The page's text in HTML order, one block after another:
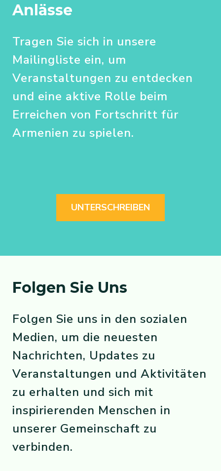
Anlässe
Tragen Sie sich in unsere
Mailingliste ein, um
Veranstaltungen zu entdecken
und eine aktive Rolle beim
Erreichen von Fortschritt für
Armenien zu spielen.
UNTERSCHREIBEN
Folgen Sie Uns
Folgen Sie uns in den sozialen
Medien, um die neuesten
Nachrichten, Updates zu
Veranstaltungen und Aktivitäten
zu erhalten und sich mit
inspirierenden Menschen in
unserer Gemeinschaft zu
verbinden.